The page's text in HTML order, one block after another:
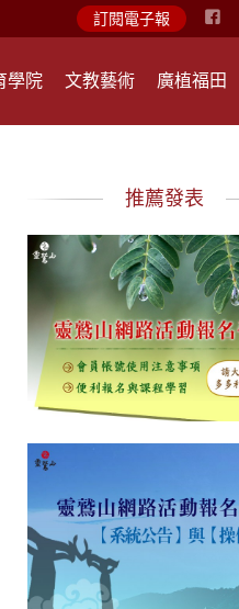
訂閱電子報
學院 文教藝術 廣植福田
推薦發表